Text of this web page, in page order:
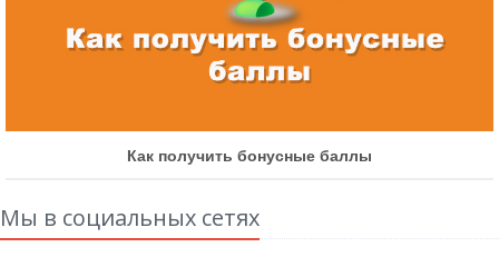
Как получить бонусные баллы
Мы в социальных сетях